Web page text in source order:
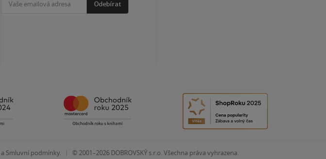
Odebírat
a Smluvní podmínky. | © 2001–2026 DOBROVSKÝ s.r.o. Všechna práva vyhrazena.